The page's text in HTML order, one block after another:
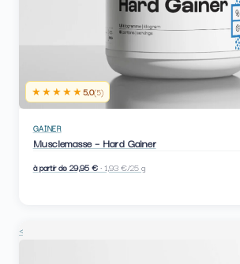
★★★★★5,0(5)
GAINER
Musclemasse – Hard Gainer
à partir de 29,95 €· 1,93 €/25 g
<